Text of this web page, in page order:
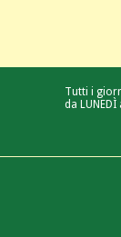
Tutti i
da LUNEDÌ